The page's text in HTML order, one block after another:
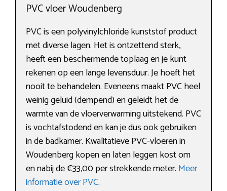
PVC vloer Woudenberg
PVC is een polyvinylchloride kunststof product
met diverse lagen. Het is ontzettend sterk,
heeft een beschermende toplaag en je kunt
rekenen op een lange levensduur. Je hoeft het
nooit te behandelen. Eveneens maakt PVC heel
weinig geluid (dempend) en geleidt het de
warmte van de vloerverwarming uitstekend. PVC
is vochtafstodend en kan je dus ook gebruiken
in de badkamer. Kwalitatieve PVC-vloeren in
Woudenberg kopen en laten leggen kost om
en nabij de €33,00 per strekkende meter. Meer
informatie over PVC.